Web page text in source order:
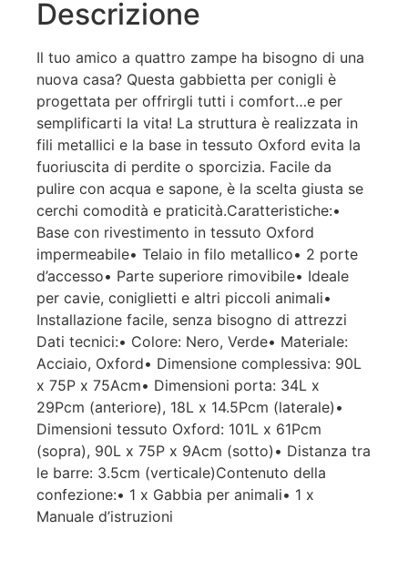
Descrizione
Il tuo amico a quattro zampe ha bisogno di una
nuova casa? Questa gabbietta per conigli è
progettata per offrirgli tutti i comfort…e per
semplificarti la vita! La struttura è realizzata in
fili metallici e la base in tessuto Oxford evita la
fuoriuscita di perdite o sporcizia. Facile da
pulire con acqua e sapone, è la scelta giusta se
cerchi comodità e praticità.Caratteristiche:•
Base con rivestimento in tessuto Oxford
impermeabile• Telaio in filo metallico• 2 porte
d’accesso• Parte superiore rimovibile• Ideale
per cavie, coniglietti e altri piccoli animali•
Installazione facile, senza bisogno di attrezzi
Dati tecnici:• Colore: Nero, Verde• Materiale:
Acciaio, Oxford• Dimensione complessiva: 90L
x 75P x 75Acm• Dimensioni porta: 34L x
29Pcm (anteriore), 18L x 14.5Pcm (laterale)•
Dimensioni tessuto Oxford: 101L x 61Pcm
(sopra), 90L x 75P x 9Acm (sotto)• Distanza tra
le barre: 3.5cm (verticale)Contenuto della
confezione:• 1 x Gabbia per animali• 1 x
Manuale d’istruzioni